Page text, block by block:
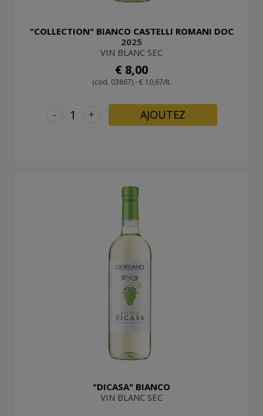
"COLLECTION" BIANCO CASTELLI ROMANI DOC
2025
VIN BLANC SEC
€ 8,00
(cod. 03867) - € 10,67/lt.
+
- AJOUTEZ
"DICASA" BIANCO
VIN BLANC SEC